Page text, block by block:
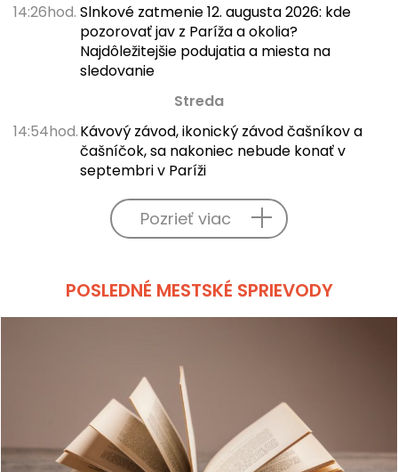
14:26hod. Slnkové zatmenie 12. augusta 2026: kde
pozorovať jav z Paríža a okolia?
Najdôležitejšie podujatia a miesta na
sledovanie
Streda
14:54hod.Kávový závod, ikonický závod čašníkov a
čašníčok, sa nakoniec nebude konať v
septembri v Paríži
Pozrieť viac
POSLEDNÉ MESTSKÉ SPRIEVODY